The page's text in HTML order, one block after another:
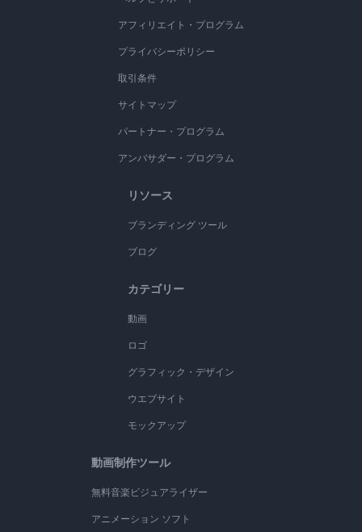
アフィリエイト・プログラム
プライバシーポリシー
取引条件
サイトマップ
パートナー・プログラム
アンバサダー・プログラム
リソース
ブランディング ツール
ブログ
カテゴリー
動画
ロゴ
グラフィック・デザイン
ウエブサイト
モックアップ
動画制作ツール
無料音楽ビジュアライザー
アニメーション ソフト